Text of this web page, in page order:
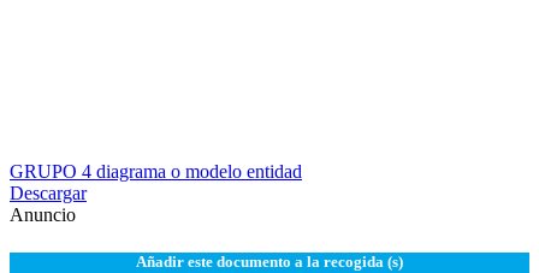
GRUPO 4 diagrama o modelo entidad
Descargar
Anuncio
Añadir este documento a la recogida (s)